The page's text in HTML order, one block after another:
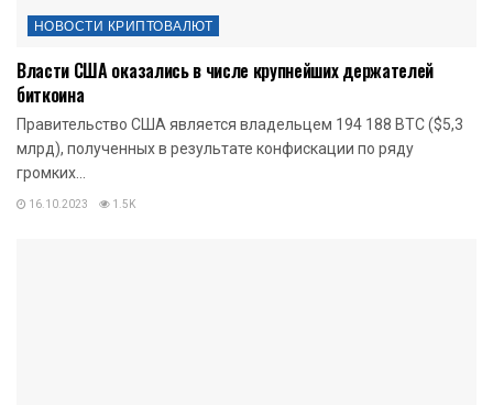
НОВОСТИ КРИПТОВАЛЮТ
Власти США оказались в числе крупнейших держателей
биткоина
Правительство США является владельцем 194 188 BTC ($5,3
млрд), полученных в результате конфискации по ряду
громких...
16.10.2023 1.5K